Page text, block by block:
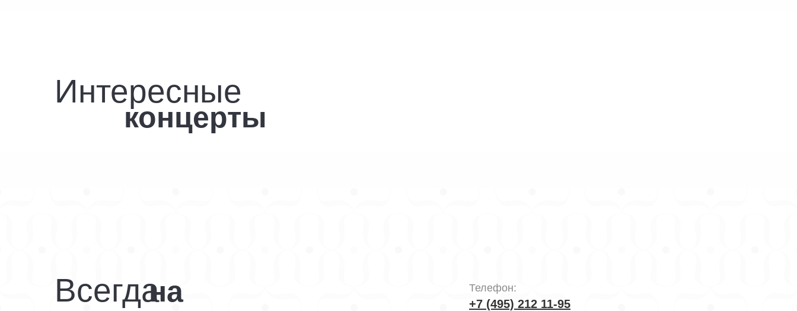
Интересные
концерты
Всегдана
Телефон:
+7 (495) 212 11-95